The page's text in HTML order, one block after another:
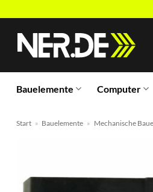
springen
Bauelemente Computer
Start » Bauelemente » Mechanische